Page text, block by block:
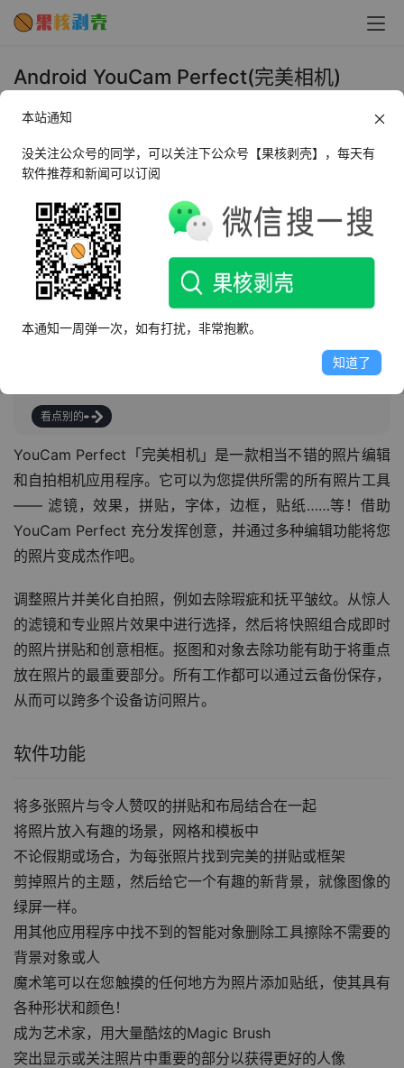
Android YouCam Perfect(完美相机)
2026年7月10日 下午5:36 照相摄像
AI摘要
此内容由AI根据文章内容自动生成，并已由人工审核
YouCam Perfect是一款全面的照片编辑和自拍相机应用，
提供滤镜、效果、拼贴、字体、边框、贴纸等工具。可调
整照片、美化自拍，支持滤镜、拼贴和背景替换等功能。
支持云备份，跨设备访问。特色包括智能对象删除、多人
看点别的
YouCam Perfect「完美相机」是一款相当不错的照片编辑
和自拍相机应用程序。它可以为您提供所需的所有照片工具
—— 滤镜，效果，拼贴，字体，边框，贴纸……等！借助
YouCam Perfect 充分发挥创意，并通过多种编辑功能将您
的照片变成杰作吧。
调整照片并美化自拍照，例如去除瑕疵和抚平皱纹。从惊人
的滤镜和专业照片效果中进行选择，然后将快照组合成即时
的照片拼贴和创意相框。抠图和对象去除功能有助于将重点
放在照片的最重要部分。所有工作都可以通过云备份保存，
从而可以跨多个设备访问照片。
软件功能
将多张照片与令人赞叹的拼贴和布局结合在一起
将照片放入有趣的场景，网格和模板中
不论假期或场合，为每张照片找到完美的拼贴或框架
剪掉照片的主题，然后给它一个有趣的新背景，就像图像的
绿屏一样。
用其他应用程序中找不到的智能对象删除工具擦除不需要的
背景对象或人
魔术笔可以在您触摸的任何地方为照片添加贴纸，使其具有
各种形状和颜色！
成为艺术家，用大量酷炫的Magic Brush
突出显示或关注照片中重要的部分以获得更好的人像
本站通知
没关注公众号的同学，可以关注下公众号【果核剥壳】，每天有
软件推荐和新闻可以订阅
本通知一周弹一次，如有打扰，非常抱歉。
知道了